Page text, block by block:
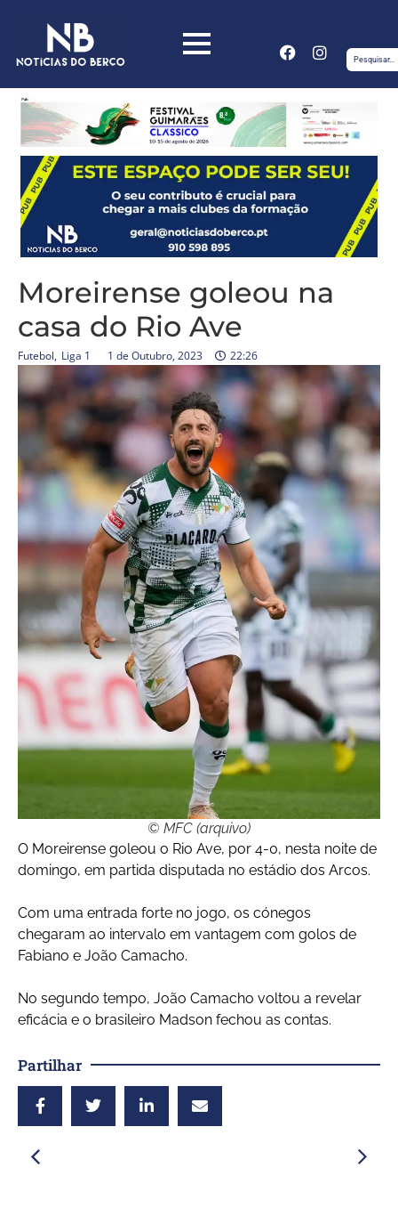
Moreirense goleou na
casa do Rio Ave
Futebol, Liga 1 1 de Outubro, 2023 22:26
© MFC (arquivo)
O Moreirense goleou o Rio Ave, por 4-0, nesta noite de
domingo, em partida disputada no estádio dos Arcos.
Com uma entrada forte no jogo, os cónegos
chegaram ao intervalo em vantagem com golos de
Fabiano e João Camacho.
No segundo tempo, João Camacho voltou a revelar
eficácia e o brasileiro Madson fechou as contas.
Partilhar